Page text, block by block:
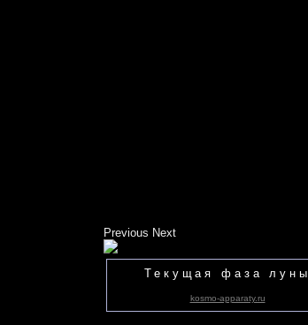
Previous Next
Текущая фаза луны
kosmo-apparaty.ru